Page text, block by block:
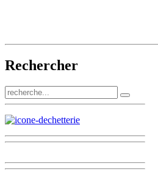
Rechercher